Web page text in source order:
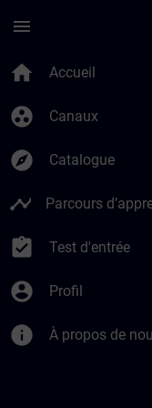
menu
home Accueil
group_work Canaux
explore Catalogue
timeline
assignment_turned_in Test d'entrée
account_circle Profil
info À propos de